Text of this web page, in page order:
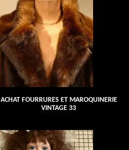
ACHAT FOURRURES ET MAROQUINERIE
VINTAGE 33